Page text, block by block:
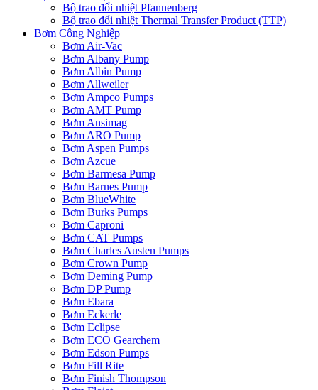
Bộ trao đổi nhiệt Pfannenberg
Bộ trao đổi nhiệt Thermal Transfer Product (TTP)
Bơm Công Nghiệp
Bơm Air-Vac
Bơm Albany Pump
Bơm Albin Pump
Bơm Allweiler
Bơm Ampco Pumps
Bơm AMT Pump
Bơm Ansimag
Bơm ARO Pump
Bơm Aspen Pumps
Bơm Azcue
Bơm Barmesa Pump
Bơm Barnes Pump
Bơm BlueWhite
Bơm Burks Pumps
Bơm Caproni
Bơm CAT Pumps
Bơm Charles Austen Pumps
Bơm Crown Pump
Bơm Deming Pump
Bơm DP Pump
Bơm Ebara
Bơm Eckerle
Bơm Eclipse
Bơm ECO Gearchem
Bơm Edson Pumps
Bơm Fill Rite
Bơm Finish Thompson